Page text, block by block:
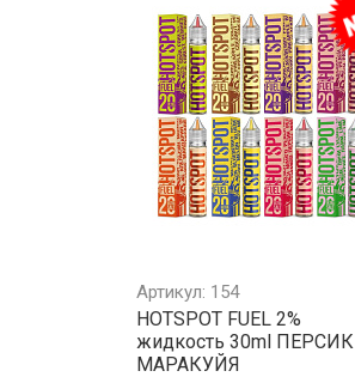
Артикул: 154
HOTSPOT FUEL 2%
жидкость 30ml ПЕРСИК
МАРАКУЙЯ